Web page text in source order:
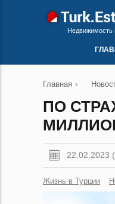
Недвижимость
Главная ›
ПО
22.02.2023
Жизнь в Турции